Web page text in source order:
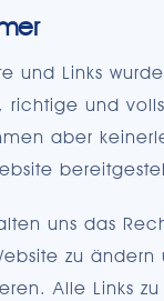
und Links
richtige und
aber
uns das
zu
Alle Links